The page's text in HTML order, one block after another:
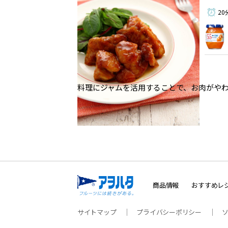
20
料理にジャムを活用することで、お肉がや
商品情報 おすすめレ
サイトマップ プライバシーポリシー